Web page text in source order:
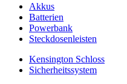
Akkus
Batterien
Powerbank
Steckdosenleisten
Kensington Schloss
Sicherheitssystem